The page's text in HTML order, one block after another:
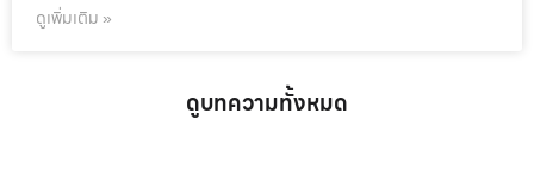
ดูเพิ่มเติม »
ดูบทความทั้งหมด